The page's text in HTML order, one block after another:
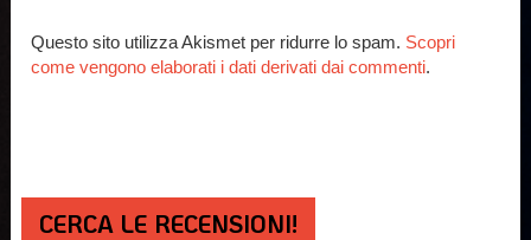
Questo sito utilizza Akismet per ridurre lo spam. Scopri
come vengono elaborati i dati derivati dai commenti.
CERCA LE RECENSIONI!